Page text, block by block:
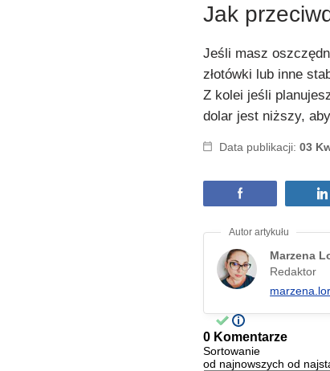
Jak
Jeśli masz
złotówki lub inne
Z kolei jeśli
dolar jest niższy,
Data publikacji:03
Marzena
Redaktor
0 Komentarze
Sortowanie
od najnowszych od